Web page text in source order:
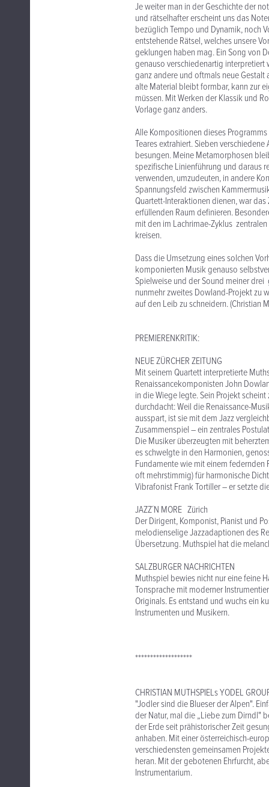
Je weiter man in der Geschichte der
und rätselhafter erscheint uns das
bezüglich Tempo und Dynamik, noch
entstehende Rätsel, welches unsere
geklungen haben mag. Ein Song von
genauso verschiedenartig interpretiert
ganz andere und oftmals neue Gestalt
alte Material bleibt formbar, kann zur
müssen. Mit Werken der Klassik und
Vorlage ganz anders.
Alle Kompositionen dieses
Teares extrahiert. Sieben
besungen. Meine Metamorphosen
spezifische Linienführung und daraus
verwenden, umzudeuten, in andere
Spannungsfeld zwischen
Quartett-Interaktionen dienen, war
erfüllenden Raum definieren.
mit den im Lachrimae-Zyklus
kreisen.
Dass die Umsetzung eines solchen
komponierten Musik genauso
Spielweise und der Sound meiner
nunmehr zweites Dowland-Projekt zu
auf den Leib zu schneidern. (Christian
PREMIERENKRITIK:
NEUE ZÜRCHER ZEITUNG
Mit seinem Quartett interpretierte
Renaissancekomponisten John
in die Wiege legte. Sein Projekt
durchdacht: Weil die Renaissance-
ausspart, ist sie mit dem Jazz
Zusammenspiel – ein zentrales
Die Musiker überzeugten mit
es schwelgte in den Harmonien,
Fundamente wie mit einem
oft mehrstimmig) für harmonische
Vibrafonist Frank Tortiller – er setzte
JAZZ´N MORE Zürich
Der Dirigent, Komponist, Pianist und
melodienselige Jazzadaptionen des
Übersetzung. Muthspiel hat die
SALZBURGER NACHRICHTEN
Muthspiel bewies nicht nur eine feine
Tonsprache mit moderner
Originals. Es entstand und wuchs ein
Instrumenten und Musikern.
*******************
CHRISTIAN MUTHSPIELs YODEL
"Jodler sind die Blueser der Alpen".
der Natur, mal die „Liebe zum Dirndl"
der Erde seit prähistorischer Zeit
anhaben. Mit einer österreichisch-
verschiedensten gemeinsamen
heran. Mit der gebotenen Ehrfurcht,
Instrumentarium.